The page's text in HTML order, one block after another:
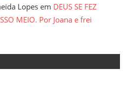
Lopes em DEUS SE FEZ
MEIO. Por Joana e frei